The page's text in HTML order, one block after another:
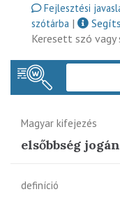
Fejlesztési
szótárba |
Keresett szó vagy
Magyar kifejezés
elsőbbség
definíció